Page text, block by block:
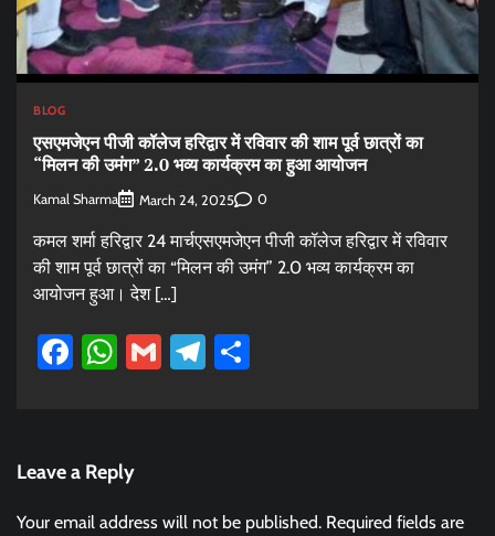
BLOG
एसएमजेएन पीजी कॉलेज हरिद्वार में रविवार की शाम पूर्व छात्रों का
“मिलन की उमंग” 2.0 भव्य कार्यक्रम का हुआ आयोजन
Kamal Sharma March 24, 2025 0
कमल शर्मा हरिद्वार 24 मार्चएसएमजेएन पीजी कॉलेज हरिद्वार में रविवार
की शाम पूर्व छात्रों का “मिलन की उमंग” 2.0 भव्य कार्यक्रम का
आयोजन हुआ। देश […]
Facebook
WhatsApp
GmailTelegram
Leave a Reply
Your email address will not be published. Required fields are